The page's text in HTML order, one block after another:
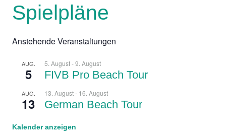
Spielpläne
Anstehende Veranstaltungen
AUG.
5
5. August-9. August
FIVB Pro Beach Tour
AUG.
13
13. August- 16. August
German Beach Tour
Kalender anzeigen